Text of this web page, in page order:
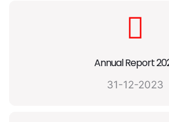
Annual Report
31-12-2023